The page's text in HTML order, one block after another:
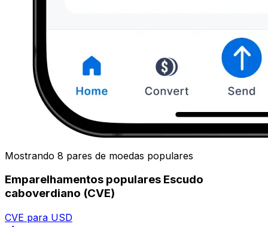
Mostrando 8 pares de moedas populares
Emparelhamentos populares Escudo
caboverdiano (CVE)
CVE para USD